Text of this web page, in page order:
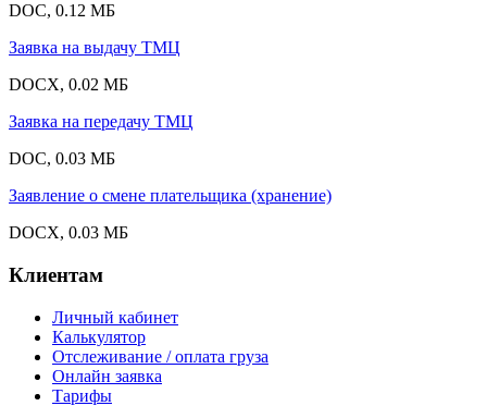
DOC, 0.12 МБ
Заявка на выдачу ТМЦ
DOCX, 0.02 МБ
Заявка на передачу ТМЦ
DOC, 0.03 МБ
Заявление о смене плательщика (хранение)
DOCX, 0.03 МБ
Клиентам
Личный кабинет
Калькулятор
Отслеживание / оплата груза
Онлайн заявка
Тарифы